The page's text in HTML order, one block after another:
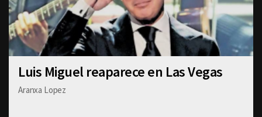
Luis Miguel reaparece en Las Vegas
Aranxa Lopez